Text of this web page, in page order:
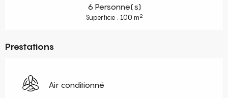
6 Personne(s)
Superficie : 100 m2
Prestations
Air conditionné